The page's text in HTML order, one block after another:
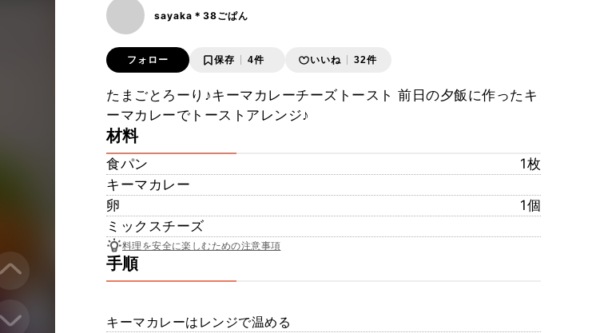
sayaka＊38ごぱん
フォロー 保存 4件 いいね 32件
たまごとろーり♪キーマカレーチーズトースト 前日の夕飯に作ったキ
ーマカレーでトーストアレンジ♪
材料
食パン
1枚
キーマカレー
卵
1個
ミックスチーズ
料理を安全に楽しむための注意事項
手順
キーマカレーはレンジで温める